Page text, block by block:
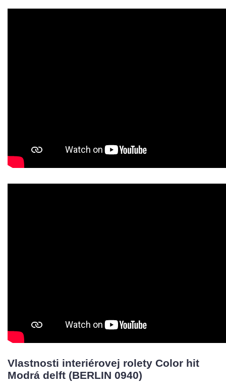
Vlastnosti interiérovej rolety Color hit
Modrá delft (BERLIN 0940)